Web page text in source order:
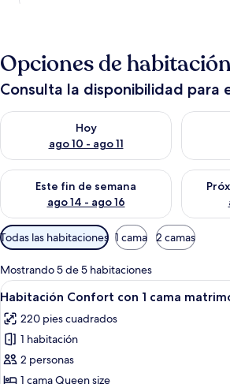
Opciones de habitación
Consulta la disponibilidad para
Hoy
ago 10 - ago 11
Consulta la disponibilidad para hoy ago
Este fin de semana
ago 14 - ago 16
Consulta la disponibilidad para este fin
Filtros
disponibles
para
las
habitaciones
Todas las habitaciones 1 cama 2 camas
Mostrando 5 de 5 habitaciones
Abrir
todas
las
fotos
de
Habitación
Una
3
Habitación Confort con 1 cama
220 pies cuadrados
1 habitación
2 personas
1 cama Queen size